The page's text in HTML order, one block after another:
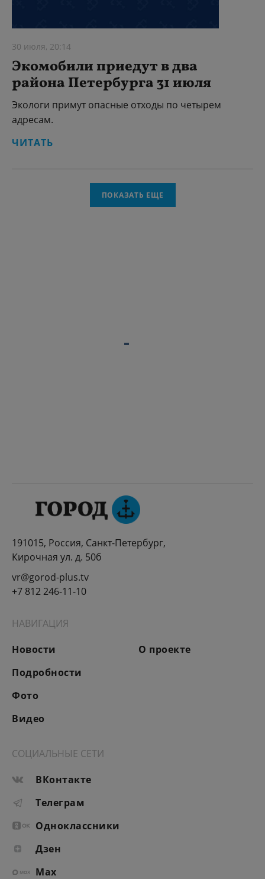
30 июля, 20:14
Экомобили приедут в два
района Петербурга 31 июля
Экологи примут опасные отходы по четырем
адресам.
ЧИТАТЬ
ПОКАЗАТЬ ЕЩЕ
191015, Россия, Санкт-Петербург,
Кирочная ул. д. 50б
vr@gorod-plus.tv
+7 812 246-11-10
НАВИГАЦИЯ
Новости
Подробности
Фото
Видео
О проекте
СОЦИАЛЬНЫЕ СЕТИ
ВКонтакте
Телеграм
Одноклассники
Дзен
Max